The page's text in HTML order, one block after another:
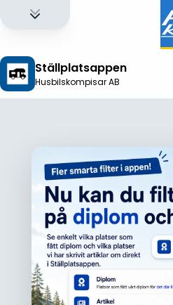
Ställplatsappen
Husbilskompisar AB
Logga in för att få full